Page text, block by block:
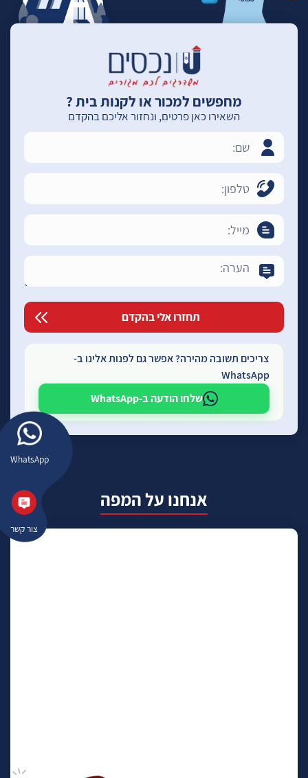
WhatsApp
צור קשר
מחפשים למכור או לקנות בית ?
השאירו כאן פרטים, ונחזור אליכם בהקדם
צריכים תשובה מהירה? אפשר גם לפנות אלינו ב-
WhatsApp
שלחו הודעה ב-WhatsApp
אנחנו על המפה